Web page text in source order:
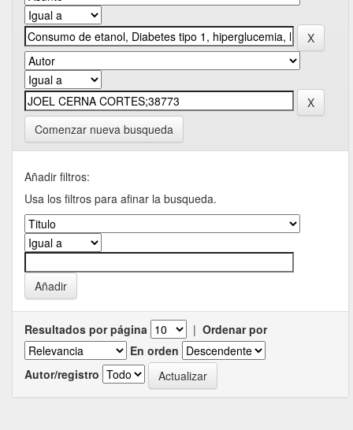
Comenzar nueva busqueda
Añadir filtros:
Usa los filtros para afinar la busqueda.
Resultados por página | Ordenar por
En orden
Autor/registro